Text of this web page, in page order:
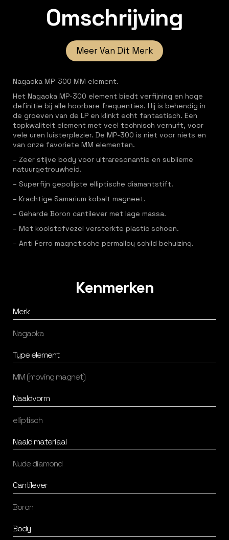
Omschrijving
Meer Van Dit Merk
Nagaoka MP-300 MM element.
Het Nagaoka MP-300 element biedt verfijning en hoge
definitie bij alle hoorbare frequenties. Hij is behendig in
de groeven van de LP en klinkt echt fantastisch. Een
topkwaliteit element met veel technisch vernuft, voor
vele uren luisterplezier. De MP-300 is niet voor niets en
van onze favoriete MM elementen.
– Zeer stijve body voor ultraresonantie en sublieme
natuurgetrouwheid.
– Superfijn gepolijste elliptische diamantstift.
– Krachtige Samarium kobalt magneet.
– Geharde Boron cantilever met lage massa.
– Met koolstofvezel versterkte plastic schoen.
– Anti Ferro magnetische permalloy schild behuizing.
Kenmerken
Merk
Nagaoka
Type element
MM (moving magnet)
Naaldvorm
elliptisch
Naald materiaal
Nude diamond
Cantilever
Boron
Body